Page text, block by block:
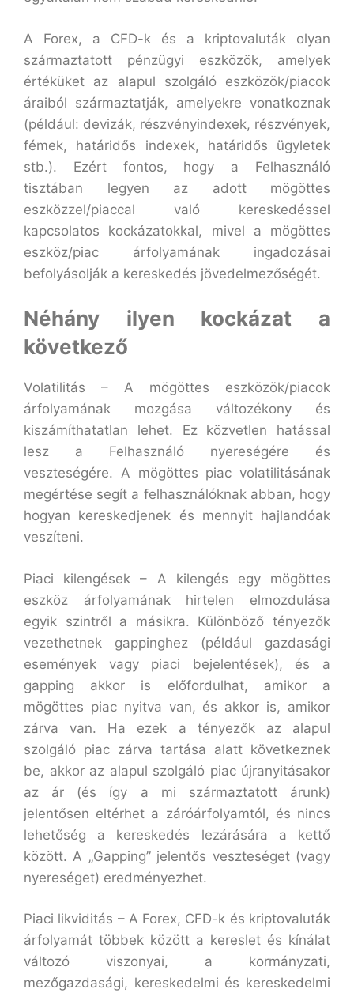
A Forex, a CFD-k és a kriptovaluták olyan
származtatott pénzügyi eszközök, amelyek
értéküket az alapul szolgáló eszközök/piacok
áraiból származtatják, amelyekre vonatkoznak
(például: devizák, részvényindexek, részvények,
fémek, határidős indexek, határidős ügyletek
stb.). Ezért fontos, hogy a Felhasználó
tisztában legyen az adott mögöttes
eszközzel/piaccal való kereskedéssel
kapcsolatos kockázatokkal, mivel a mögöttes
eszköz/piac árfolyamának ingadozásai
befolyásolják a kereskedés jövedelmezőségét.
Néhány ilyen kockázat a
következő
Volatilitás – A mögöttes eszközök/piacok
árfolyamának mozgása változékony és
kiszámíthatatlan lehet. Ez közvetlen hatással
lesz a Felhasználó nyereségére és
veszteségére. A mögöttes piac volatilitásának
megértése segít a felhasználóknak abban, hogy
hogyan kereskedjenek és mennyit hajlandóak
veszíteni.
Piaci kilengések – A kilengés egy mögöttes
eszköz árfolyamának hirtelen elmozdulása
egyik szintről a másikra. Különböző tényezők
vezethetnek gappinghez (például gazdasági
események vagy piaci bejelentések), és a
gapping akkor is előfordulhat, amikor a
mögöttes piac nyitva van, és akkor is, amikor
zárva van. Ha ezek a tényezők az alapul
szolgáló piac zárva tartása alatt következnek
be, akkor az alapul szolgáló piac újranyitásakor
az ár (és így a mi származtatott árunk)
jelentősen eltérhet a záróárfolyamtól, és nincs
lehetőség a kereskedés lezárására a kettő
között. A „Gapping” jelentős veszteséget (vagy
nyereséget) eredményezhet.
Piaci likviditás – A Forex, CFD-k és kriptovaluták
árfolyamát többek között a kereslet és kínálat
változó viszonyai, a kormányzati,
mezőgazdasági, kereskedelmi és kereskedelmi